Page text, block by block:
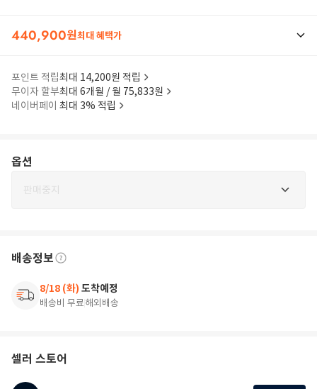
440,900원최대 혜택가
포인트 적립최대 14,200원 적립
무이자 할부최대 6개월 / 월 75,833원
네이버페이 최대 3% 적립
옵션
판매중지
배송정보
8/18 (화) 도착예정
배송비 무료해외배송
셀러 스토어